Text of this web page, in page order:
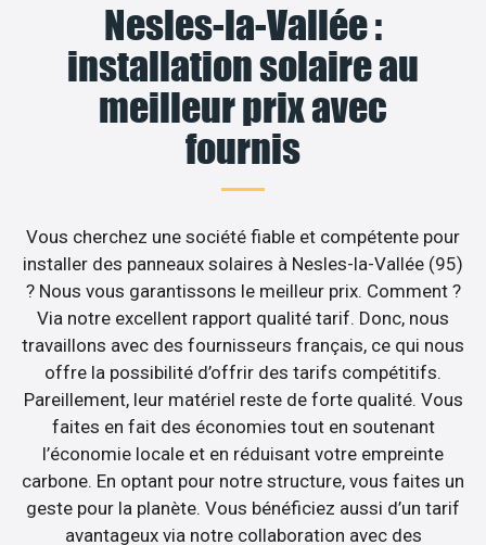
Nesles-la-Vallée :
installation solaire au
meilleur prix avec
fournis
Vous cherchez une société fiable et compétente pour
installer des panneaux solaires à Nesles-la-Vallée (95)
? Nous vous garantissons le meilleur prix. Comment ?
Via notre excellent rapport qualité tarif. Donc, nous
travaillons avec des fournisseurs français, ce qui nous
offre la possibilité d’offrir des tarifs compétitifs.
Pareillement, leur matériel reste de forte qualité. Vous
faites en fait des économies tout en soutenant
l’économie locale et en réduisant votre empreinte
carbone. En optant pour notre structure, vous faites un
geste pour la planète. Vous bénéficiez aussi d’un tarif
avantageux via notre collaboration avec des